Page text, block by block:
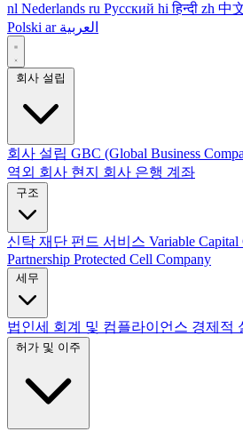
nl Nederlands ru Русский hi हिन्दी zh 中
Polski ar العربية
회사 설립 GBC (Global Business
역외 회사 현지 회사 은행 계좌
신탁 재단 펀드 서비스 Variable Capital
Partnership Protected Cell Company
법인세 회계 및 컴플라이언스 경제적